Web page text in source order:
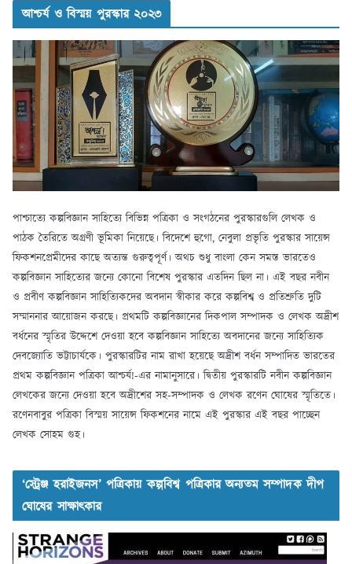
আশ্চর্য ও বিস্ময় পুরস্কার ২০২৩
পাশ্চাত্যে কল্পবিজ্ঞান সাহিত্যে বিভিন্ন পত্রিকা ও সংগঠনের পুরস্কারগুলি লেখক ও
পাঠক তৈরিতে অগ্রণী ভূমিকা নিয়েছে। বিদেশে হুগো, নেবুলা প্রভৃতি পুরস্কার সায়েন্স
ফিকশনপ্রেমীদের কাছে অত্যন্ত গুরুত্বপূর্ণ। অথচ শুধু বাংলা কেন সমস্ত ভারতেও
কল্পবিজ্ঞান সাহিত্যের জন্যে কোনো বিশেষ পুরস্কার এতদিন ছিল না। এই বছর নবীন
ও প্রবীণ কল্পবিজ্ঞান সাহিত্যিকদের অবদান স্বীকার করে কল্পবিশ্ব ও প্রতিশ্রুতি দুটি
সম্মাননার আয়োজন করছে। প্রথমটি কল্পবিজ্ঞানের দিকপাল সম্পাদক ও লেখক অদ্রীশ
বর্ধনের স্মৃতির উদ্দেশে দেওয়া হবে কল্পবিজ্ঞান সাহিত্যে অবদানের জন্যে সাহিত্যিক
দেবজ্যোতি ভট্টাচার্যকে। পুরস্কারটির নাম রাখা হয়েছে অদ্রীশ বর্ধন সম্পাদিত ভারতের
প্রথম কল্পবিজ্ঞান পত্রিকা আশ্চর্য!-এর নামানুসারে। দ্বিতীয় পুরস্কারটি নবীন কল্পবিজ্ঞান
লেখকের জন্যে দেওয়া হবে অদ্রীশের সহ-সম্পাদক ও লেখক রণেন ঘোষের স্মৃতিতে।
রণেনবাবুর পত্রিকা বিস্ময় সায়েন্স ফিকশনের নামে এই পুরস্কার এই বছর পাচ্ছেন
লেখক সোহম গুহ।
‘স্ট্রেঞ্জ হরাইজনস’ পত্রিকায় কল্পবিশ্ব পত্রিকার অন্যতম সম্পাদক দীপ
ঘোষের সাক্ষাৎকার